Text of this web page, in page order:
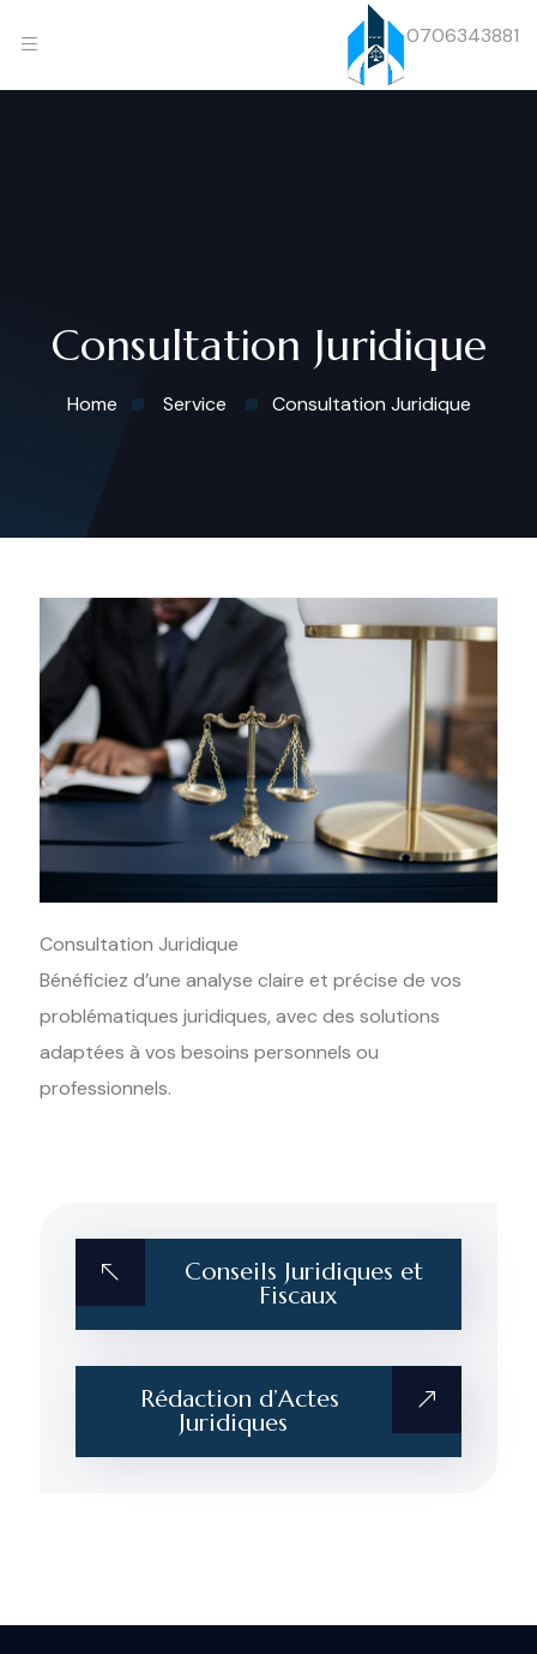
0706343881
Consultation Juridique
Home Service Consultation Juridique
Consultation Juridique
Bénéficiez d’une analyse claire et précise de vos
problématiques juridiques, avec des solutions
adaptées à vos besoins personnels ou
professionnels.
Conseils Juridiques et
Fiscaux
Rédaction d’Actes
Juridiques